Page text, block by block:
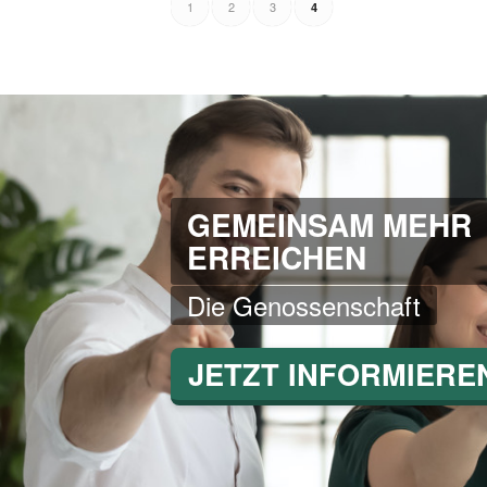
1 2 3 4
GEMEINSAM MEHR
ERREICHEN
Die Genossenschaft
JETZT